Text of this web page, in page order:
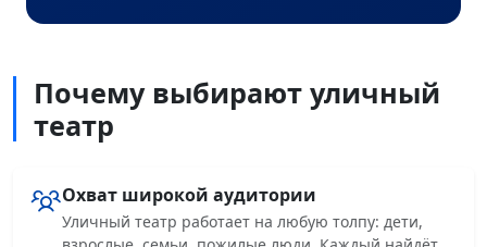
Почему выбирают уличный
театр
Охват широкой аудитории
Уличный театр работает на любую толпу: дети,